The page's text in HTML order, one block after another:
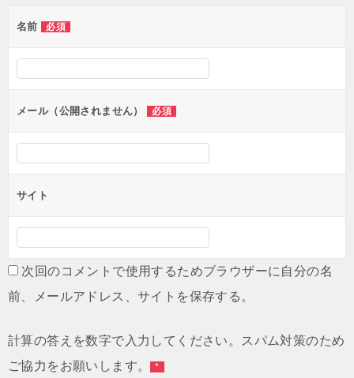
ー
シ
ン
名前 必須
メール（公開されません） 必須
サイト
次回のコメントで使用するためブラウザーに自分の名
前、メールアドレス、サイトを保存する。
計算の答えを数字で入力してください。スパム対策のため
ご協力をお願いします。 *